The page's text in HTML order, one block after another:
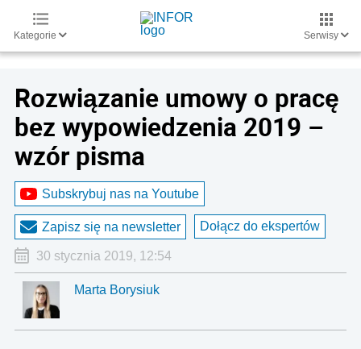
Kategorie Serwisy
Rozwiązanie umowy o pracę
bez wypowiedzenia 2019 –
wzór pisma
Subskrybuj nas na Youtube
Zapisz się na newsletter Dołącz do ekspertów
30 stycznia 2019, 12:54
Marta Borysiuk